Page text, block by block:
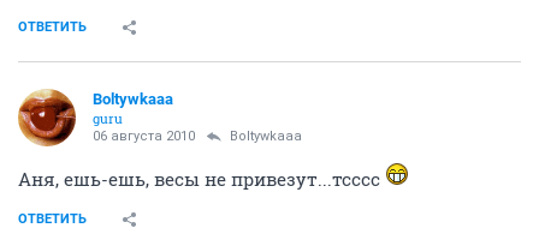
ОТВЕТИТЬ
Boltywkaaa
guru
06 августа 2010 Boltywkaaa
Аня, ешь-ешь, весы не привезут...тсссс
ОТВЕТИТЬ